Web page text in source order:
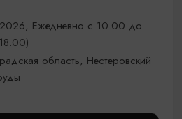
Ежедневно с 10.00 до
область, Нестеровский